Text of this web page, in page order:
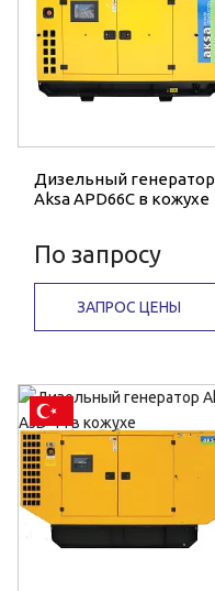
Дизельный генератор
Aksa APD66C в кожухе
По запросу
ЗАПРОС ЦЕНЫ